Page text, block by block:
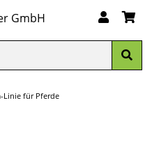
Linie für Pferde